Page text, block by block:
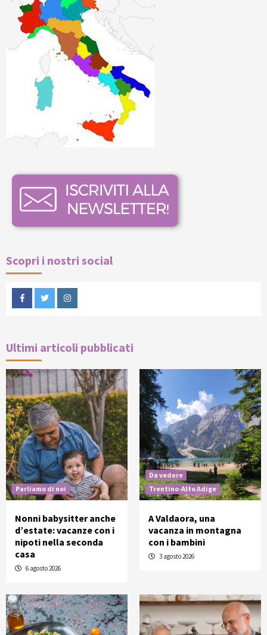
Scopri i nostri social
FacebookTwitterInstagram
Ultimi articoli pubblicati
Parliamo di noi
Nonni babysitter anche
d’estate: vacanze con i
nipoti nella seconda
casa
6 agosto 2026
Da vedere
Trentino-Alto Adige
A Valdaora, una
vacanza in montagna
con i bambini
3 agosto 2026